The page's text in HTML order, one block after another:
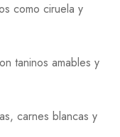
como ciruela y
taninos amables y
carnes blancas y